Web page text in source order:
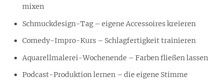
mixen
Schmuckdesign-Tag – eigene Accessoires kreieren
Comedy-Impro-Kurs – Schlagfertigkeit trainieren
Aquarellmalerei-Wochenende – Farben fließen lassen
Podcast-Produktion lernen – die eigene Stimme